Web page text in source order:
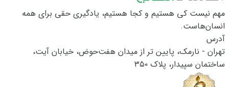
مهم نیست کی هستیم و کجا هستیم، یادگیری حقی برای همه
انسان‌هاست.
آدرس
تهران - نارمک، پایین تر از میدان هفت‌حوض، خیابان آیت،
ساختمان سپیدار، پلاک ۳۵۰